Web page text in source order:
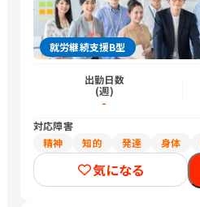
就労継続支援B型
出勤日数
(週)
-
対応障害
精神
知的 発達 身体
気になる